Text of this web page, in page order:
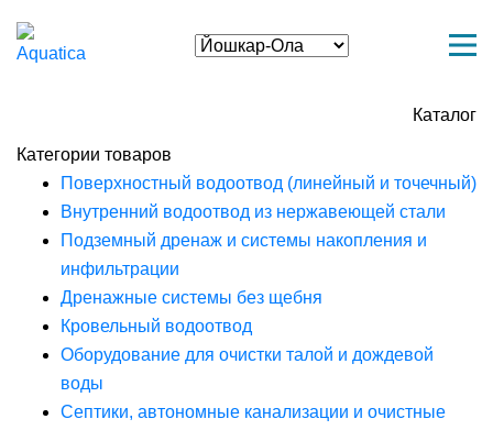
Каталог
Категории товаров
Поверхностный водоотвод (линейный и точечный)
Внутренний водоотвод из нержавеющей стали
Подземный дренаж и системы накопления и
инфильтрации
Дренажные системы без щебня
Кровельный водоотвод
Оборудование для очистки талой и дождевой
воды
Септики, автономные канализации и очистные